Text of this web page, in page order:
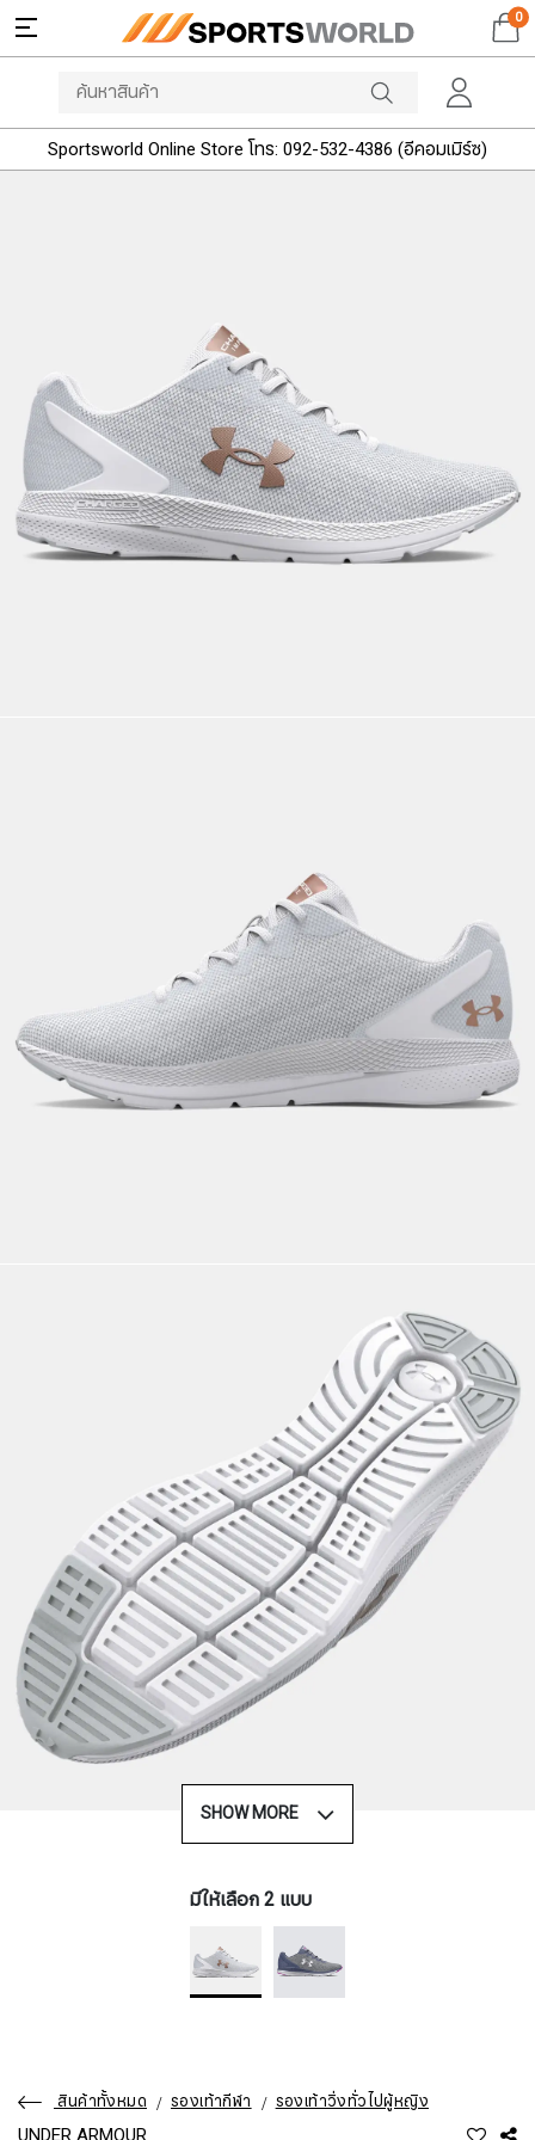
0
Sportsworld Online Store โทร: 092-532-4386 (อีคอมเมิร์ซ)
SHOW MORE
มีให้เลือก 2 แบบ
สินค้าทั้งหมด รองเท้ากีฬา รองเท้าวิ่งทั่วไปผู้หญิง